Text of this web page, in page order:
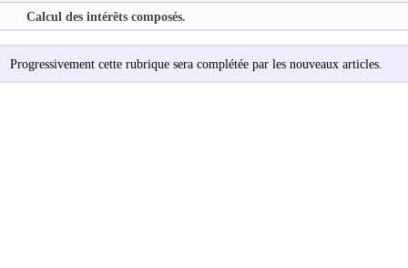
Calcul des intérêts composés.
Progressivement cette rubrique sera complétée par les nouveaux articles.